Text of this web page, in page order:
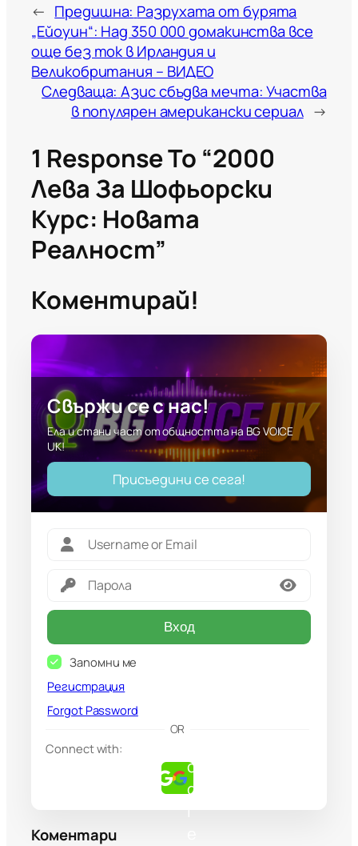
← Предишна: Разрухата от бурята
„Ейоуин“: Над 350 000 домакинства все
още без ток в Ирландия и
Великобритания – ВИДЕО
Следваща: Азис сбъдва мечта: Участва
в популярен американски сериал →
1 Response To “2000
Лева За Шофьорски
Курс: Новата
Реалност”
Коментирай!
Свържи се с нас!
Ела и стани част от общността на BG VOICE
UK!
Присъедини се сега!
Вход
Запомни ме
Регистрация
Forgot Password
OR
Connect with:
o
g
Коментари